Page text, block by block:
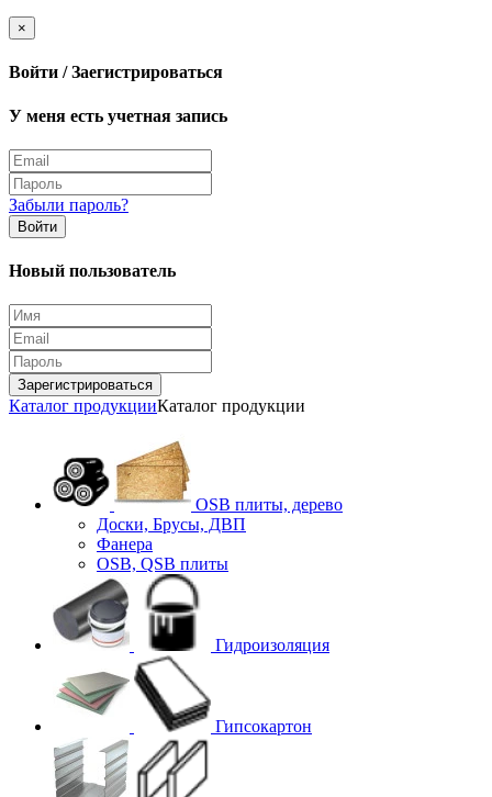
×
Войти / Заегистрироваться
У меня есть учетная запись
Забыли пароль?
Войти
Новый пользователь
Зарегистрироваться
Каталог продукцииКаталог продукции
OSB плиты, дерево
Доски, Брусы, ДВП
Фанера
OSB, QSB плиты
Гидроизоляция
Гипсокартон